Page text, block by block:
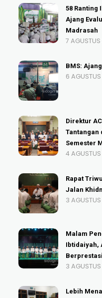
58 Ranting
Ajang
Madrasah
7
BMS:
6
Direktur
Tantangan
Semester
4
Rapat
Jalan
3
Malam
Ibtidaiyah,
Berprestasi
3
Lebih